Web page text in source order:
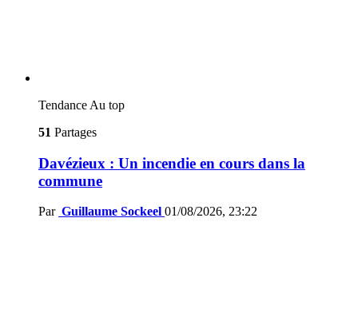
Tendance Au top
51 Partages
Davézieux : Un incendie en cours dans la
commune
Par Guillaume Sockeel 01/08/2026, 23:22